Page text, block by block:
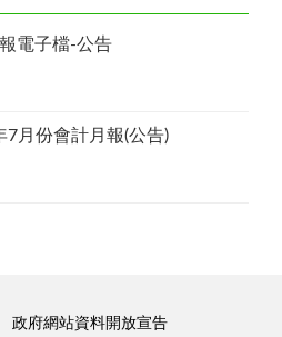
電子檔-公告
7月份會計月報(公告)
政府網站資料開放宣告